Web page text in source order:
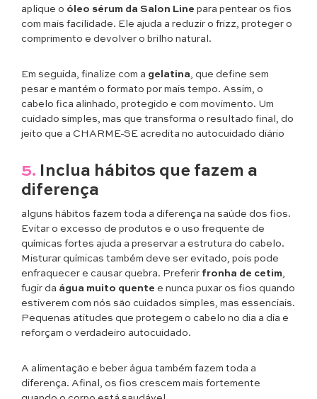
aplique o óleo sérum da Salon Line para pentear os fios
com mais facilidade. Ele ajuda a reduzir o frizz, proteger o
comprimento e devolver o brilho natural.
Em seguida, finalize com a gelatina , que define sem
pesar e mantém o formato por mais tempo. Assim, o
cabelo fica alinhado, protegido e com movimento. Um
cuidado simples, mas que transforma o resultado final, do
jeito que a CHARME-SE acredita no autocuidado diário
5.
Inclua hábitos que fazem a
diferença
alguns hábitos fazem toda a diferença na saúde dos fios.
Evitar o excesso de produtos e o uso frequente de
químicas fortes ajuda a preservar a estrutura do cabelo.
Misturar químicas também deve ser evitado, pois pode
enfraquecer e causar quebra. Preferir fronha de cetim,
fugir da água muito quente e nunca puxar os fios quando
estiverem com nós são cuidados simples, mas essenciais.
Pequenas atitudes que protegem o cabelo no dia a dia e
reforçam o verdadeiro autocuidado.
A alimentação e beber água também fazem toda a
diferença. Afinal, os fios crescem mais fortemente